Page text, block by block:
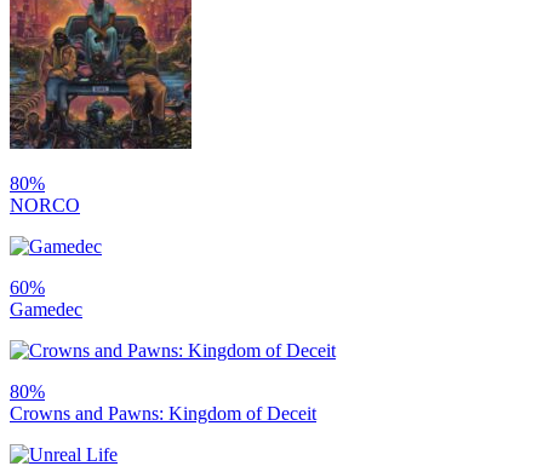
80%
NORCO
60%
Gamedec
80%
Crowns and Pawns: Kingdom of Deceit